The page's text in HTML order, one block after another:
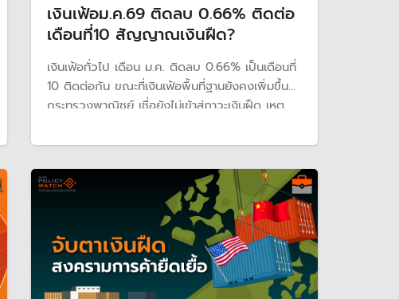
เงินเฟ้อม.ค.69 ติดลบ 0.66% ติดต่อ
เดือนที่10 สัญญาณเงินฝืด?
เงินเฟ้อทั่วไป เดือน ม.ค. ติดลบ 0.66% เป็นเดือนที่
10 ติดต่อกัน ขณะที่เงินเฟ้อพื้นที่ฐานยังคงเพิ่มขึ้น
กระทรวงพาณิชย์ เชื่อยังไม่เข้าสู่ภาวะเงินฝืด เหตุ